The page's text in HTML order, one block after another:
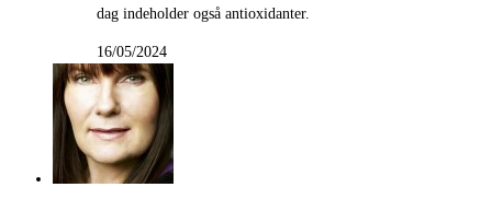
dag indeholder også antioxidanter.
16/05/2024